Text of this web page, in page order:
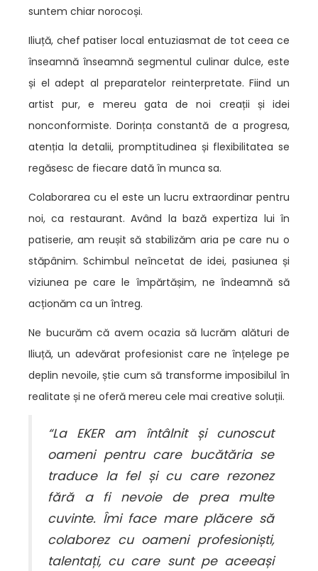
suntem chiar norocoși.
Iliuță, chef patiser local entuziasmat de tot ceea ce
înseamnă înseamnă segmentul culinar dulce, este
și el adept al preparatelor reinterpretate. Fiind un
artist pur, e mereu gata de noi creații și idei
nonconformiste. Dorința constantă de a progresa,
atenția la detalii, promptitudinea și flexibilitatea se
regăsesc de fiecare dată în munca sa.
Colaborarea cu el este un lucru extraordinar pentru
noi, ca restaurant. Având la bază expertiza lui în
patiserie, am reușit să stabilizăm aria pe care nu o
stăpânim. Schimbul neîncetat de idei, pasiunea și
viziunea pe care le împărtășim, ne îndeamnă să
acționăm ca un întreg.
Ne bucurăm că avem ocazia să lucrăm alături de
Iliuță, un adevărat profesionist care ne înțelege pe
deplin nevoile, știe cum să transforme imposibilul în
realitate și ne oferă mereu cele mai creative soluții.
“La EKER am întâlnit și cunoscut
oameni pentru care bucătăria se
traduce la fel și cu care rezonez
fără a fi nevoie de prea multe
cuvinte. Îmi face mare plăcere să
colaborez cu oameni profesioniști,
talentați, cu care sunt pe aceeași